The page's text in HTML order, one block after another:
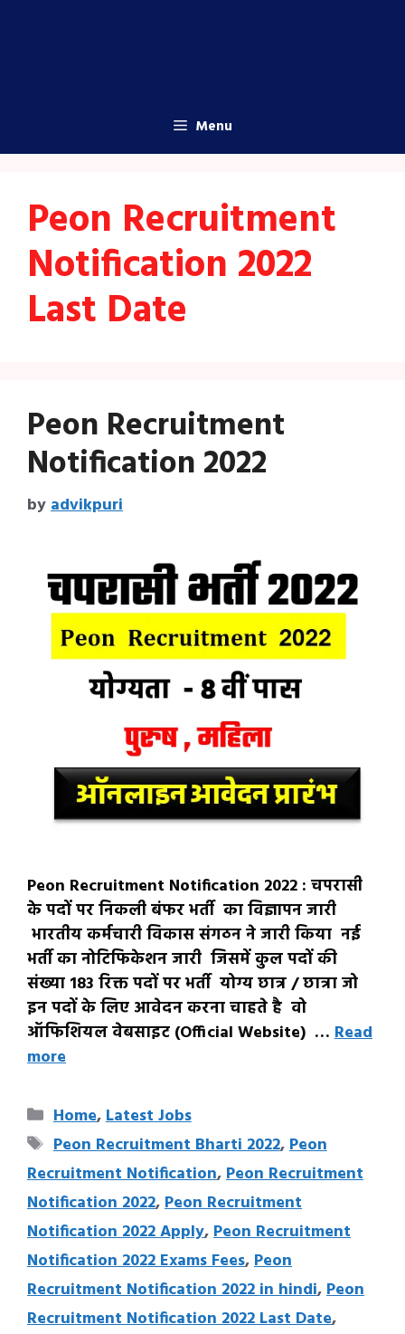
Menu
Peon Recruitment
Notification 2022
Last Date
Peon Recruitment
Notification 2022
byadvikpuri
Peon Recruitment Notification 2022 : चपरासी
के पदों पर निकली बंफर भर्ती का विज्ञापन जारी
भारतीय कर्मचारी विकास संगठन ने जारी किया नई
भर्ती का नोटिफिकेशन जारी जिसमें कुल पदों की
संख्या 183 रिक्त पदों पर भर्ती योग्य छात्र / छात्रा जो
इन पदों के लिए आवेदन करना चाहते है वो
ऑफिशियल वेबसाइट (Official Website) … Read
more
Categories
Home,Latest Jobs
Tags
Peon Recruitment Bharti 2022,Peon
Recruitment Notification,Peon Recruitment
Notification 2022,Peon Recruitment
Notification 2022 Apply,Peon Recruitment
Notification 2022 Exams Fees,Peon
Recruitment Notification 2022 in hindi,Peon
Recruitment Notification 2022 Last Date,